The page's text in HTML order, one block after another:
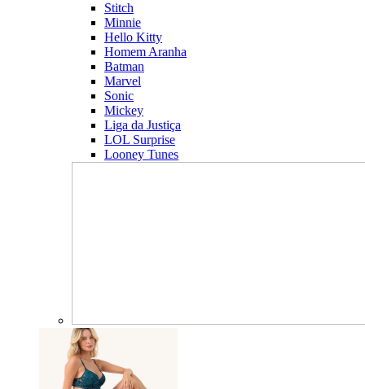
Stitch
Minnie
Hello Kitty
Homem Aranha
Batman
Marvel
Sonic
Mickey
Liga da Justiça
LOL Surprise
Looney Tunes